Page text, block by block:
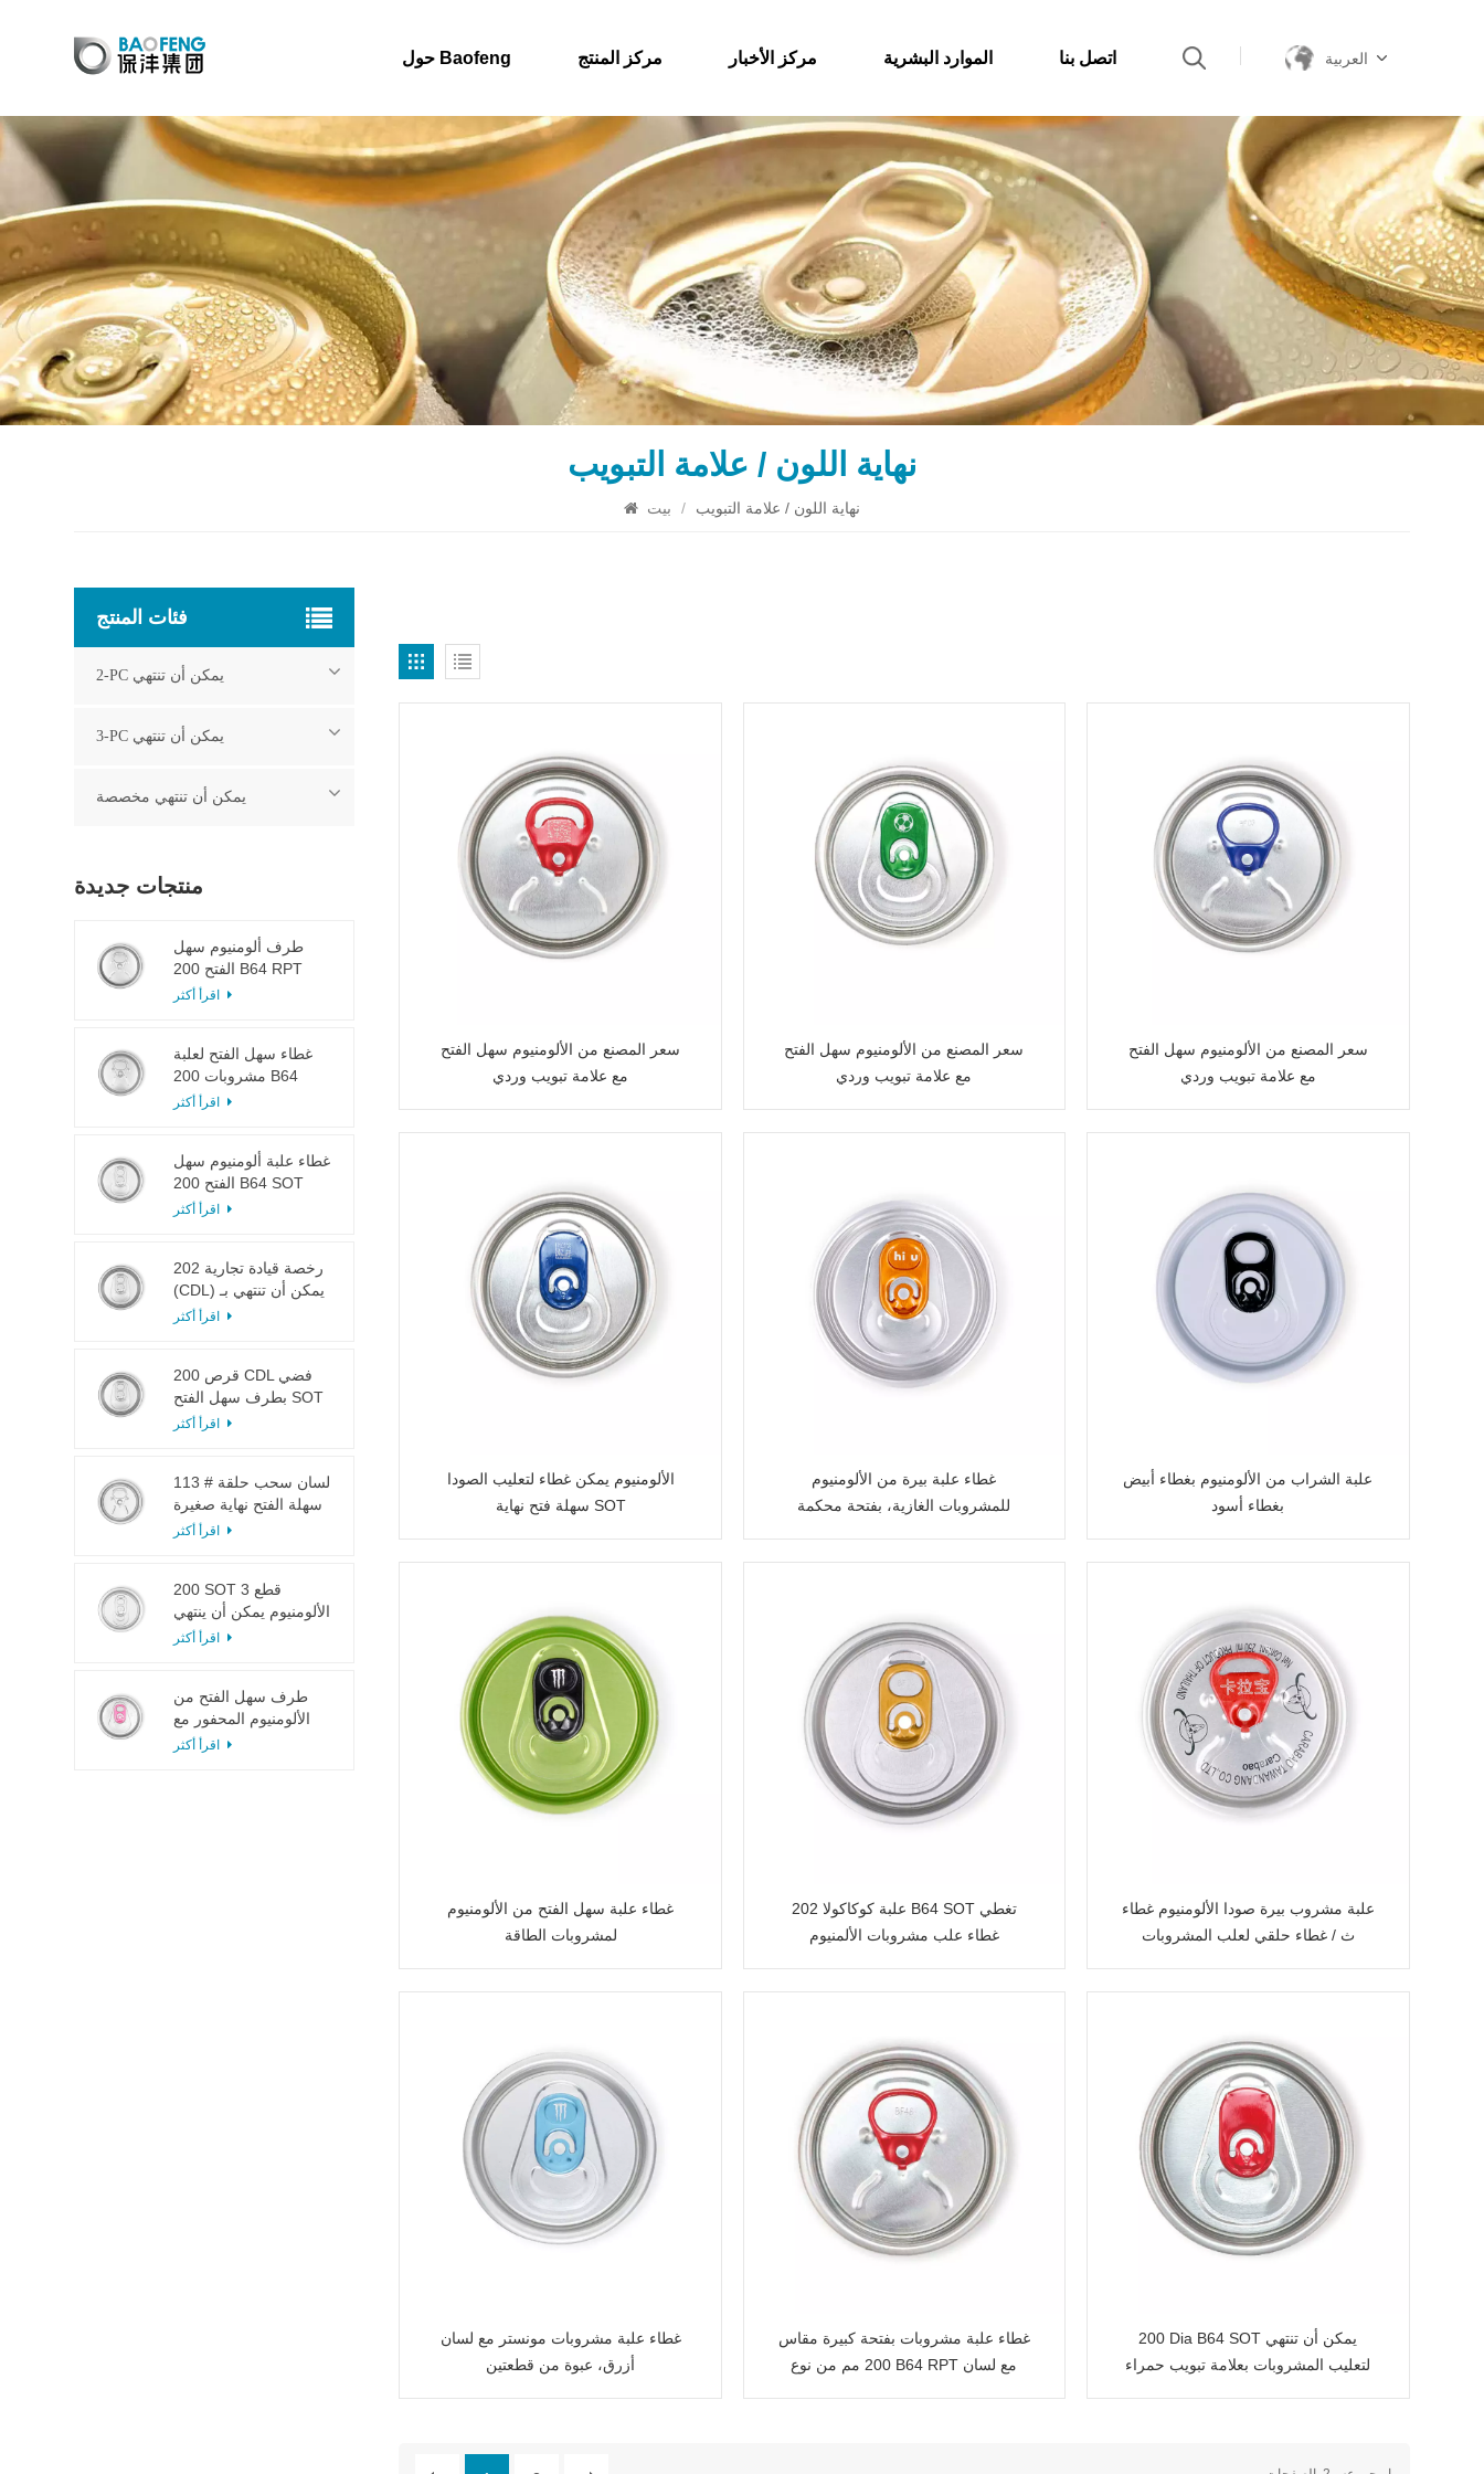
حول Baofeng مركز المنتج مركز الأخبار الموارد البشرية اتصل بنا العربية
نهاية اللون / علامة التبويب
/ نهاية اللون / علامة التبويب
سعر المصنع من الألومنيوم سهل الفتح
مع علامة تبويب وردي
سعر المصنع من الألومنيوم سهل الفتح
مع علامة تبويب وردي
سعر المصنع من الألومنيوم سهل الفتح
مع علامة تبويب وردي
الألومنيوم يمكن غطاء لتعليب الصودا
سهلة فتح نهاية SOT
غطاء علبة بيرة من الألومنيوم
للمشروبات الغازية، بفتحة محكمة
علبة الشراب من الألومنيوم بغطاء أبيض
بغطاء أسود
غطاء علبة سهل الفتح من الألومنيوم
لمشروبات الطاقة
علبة كوكاكولا 202 B64 SOT تغطي
غطاء علب مشروبات الألمنيوم
علبة مشروب بيرة صودا الألومنيوم غطاء
ث / غطاء حلقي لعلب المشروبات
غطاء علبة مشروبات مونستر مع لسان
أزرق، عبوة من قطعتين
غطاء علبة مشروبات بفتحة كبيرة مقاس
200 مم من نوع B64 RPT مع لسان
200 Dia B64 SOT يمكن أن تنتهي
لتعليب المشروبات بعلامة تبويب حمراء
فئات المنتج
2-PC يمكن أن تنتهي
3-PC يمكن أن تنتهي
يمكن أن تنتهي مخصصة
منتجات جديدة
طرف ألومنيوم سهل
الفتح 200 B64 RPT
LOE
غطاء سهل الفتح لعلبة
مشروبات 200 B64
غطاء علبة ألومنيوم سهل
الفتح 200 B64 SOT
LOE
202 رخصة قيادة تجارية
(CDL) يمكن أن تنتهي بـ
SOT LOE فضي خفيف
200 قرص CDL فضي
بطرف سهل الفتح SOT
LOE إيبوكسي
113 # لسان سحب حلقة
سهلة الفتح نهاية صغيرة
لعصير الفاكهة
200 SOT 3 قطع
الألومنيوم يمكن أن ينتهي
لتعليب الطعام والشراب
طرف سهل الفتح من
الألومنيوم المحفور مع
لسان وردي